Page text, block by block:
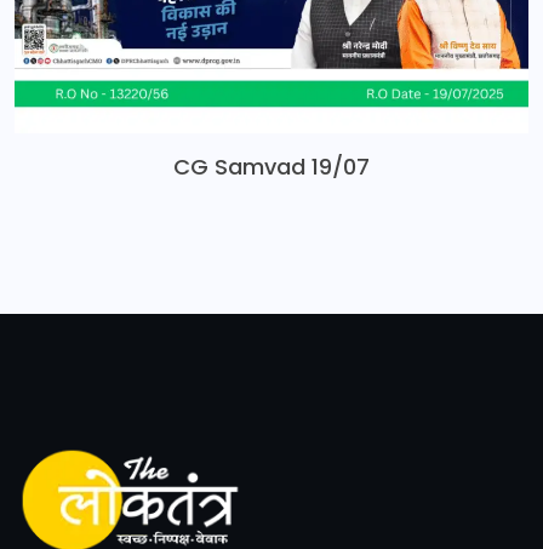
CG Samvad 19/07